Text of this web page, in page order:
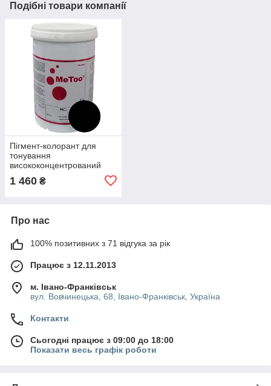
Подібні товари компанії
Пігмент-колорант для
тонування
висококонцентрований
універсальний чорний
1 460 ₴
Про нас
100% позитивних з 71 відгука за рік
Працює з 12.11.2013
м. Івано-Франківськ
вул. Вовчинецька, 68, Івано-Франківськ, Україна
Контакти
Сьогодні працює з 09:00 до 18:00
Показати весь графік роботи